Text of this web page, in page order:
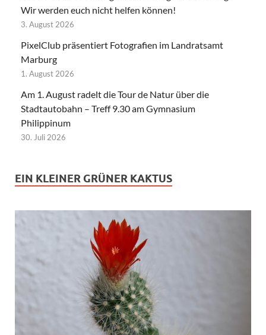
Wir werden euch nicht helfen können!
3. August 2026
PixelClub präsentiert Fotografien im Landratsamt
Marburg
1. August 2026
Am 1. August radelt die Tour de Natur über die
Stadtautobahn – Treff 9.30 am Gymnasium
Philippinum
30. Juli 2026
EIN KLEINER GRÜNER KAKTUS